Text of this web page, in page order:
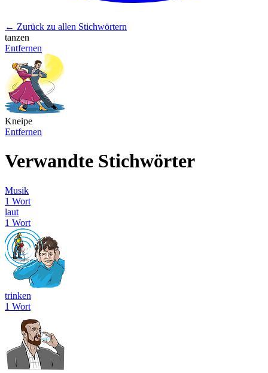
← Zurück zu allen Stichwörtern
tanzen
Entfernen
Kneipe
Entfernen
Verwandte Stichwörter
Musik
1 Wort
laut
1 Wort
trinken
1 Wort